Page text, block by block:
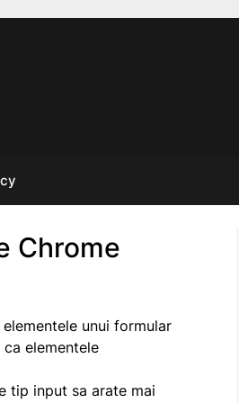
Chrome
unui formular
elementele
tip input sa arate mai